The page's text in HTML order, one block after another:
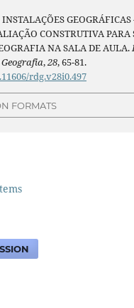
GEOGRÁFICAS
CONSTRUTIVA PARA
NA SALA DE AULA.
,28, 65-81.
rdg.v28i0.497
FORMATS